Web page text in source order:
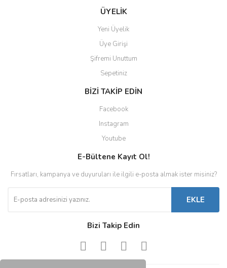
Gönder
ÜYELİK
Yeni Üyelik
Üye Girişi
Şifremi Unuttum
Sepetiniz
BİZİ TAKİP EDİN
Facebook
Instagram
Youtube
E-Bültene Kayıt Ol!
Fırsatları, kampanya ve duyuruları ile ilgili e-posta almak ister misiniz?
EKLE
Bizi Takip Edin